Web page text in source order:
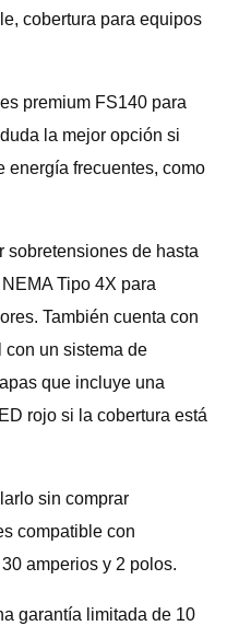
cobertura para equipos
premium FS140 para
la mejor opción si
energía frecuentes, como
sobretensiones de hasta
Tipo 4X para
También cuenta con
un sistema de
que incluye una
rojo si la cobertura está
sin comprar
compatible con
amperios y 2 polos.
garantía limitada de 10